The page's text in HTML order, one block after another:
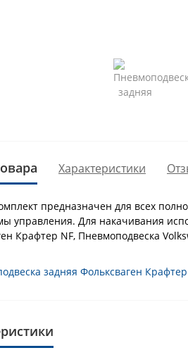
Характеристики
предназначен для всех
управления. Для накачивания
Крафтер NF, Пневмоподвеска
задняя Фольксваген